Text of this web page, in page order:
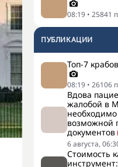
08:19 • 25841
ПУБЛИКАЦИИ
Топ-7
08:19 • 26106
Вдова
жалобой в
возможной
документов
6 августа,
Стоимость